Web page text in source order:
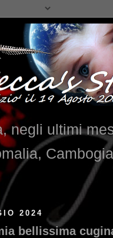
negli ultimi
2024
bellissima